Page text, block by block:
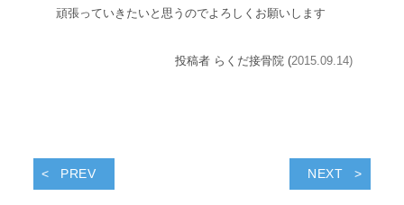
頑張っていきたいと思うのでよろしくお願いします
投稿者 らくだ接骨院 (2015.09.14)
PREV NEXT